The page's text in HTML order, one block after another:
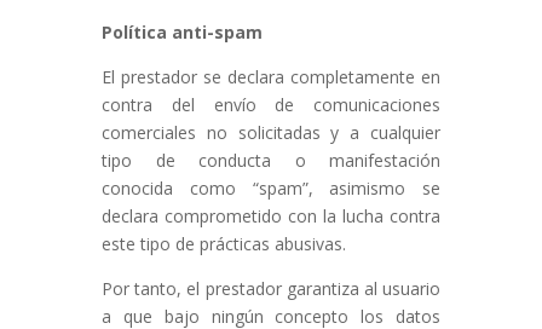
Política anti-spam
El prestador se declara completamente en
contra del envío de comunicaciones
comerciales no solicitadas y a cualquier
tipo de conducta o manifestación
conocida como “spam”, asimismo se
declara comprometido con la lucha contra
este tipo de prácticas abusivas.
Por tanto, el prestador garantiza al usuario
a que bajo ningún concepto los datos